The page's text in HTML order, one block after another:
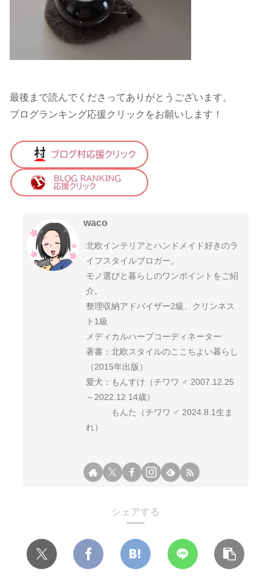
最後まで読んでくださってありがとうございます。
ブログランキング応援クリックをお願いします！
waco
北欧インテリアとハンドメイド好きのラ
イフスタイルブロガー。
モノ選びと暮らしのワンポイントをご紹
介。
整理収納アドバイザー2級、クリンネス
ト1級
メディカルハーブコーディネーター
著書：北欧スタイルのここちよい暮らし
（2015年出版）
愛犬：もんすけ（チワワ ♂ 2007.12.25
～2022.12 14歳）
もんた（チワワ ♂ 2024.8.1生ま
れ）
シェアする